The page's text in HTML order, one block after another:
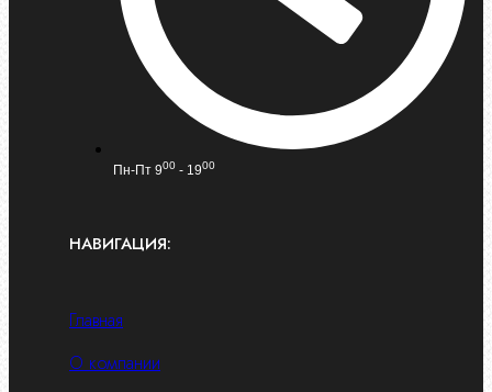
Пн-Пт 900 - 1900
НАВИГАЦИЯ:
Главная
О компании